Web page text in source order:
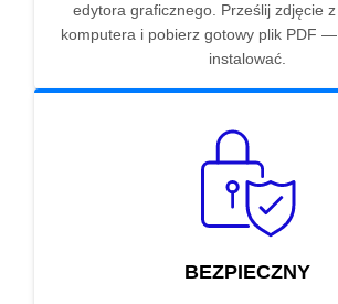
edytora graficznego. Prześlij zdjęcie
komputera i pobierz gotowy plik PDF
instalować.
BEZPIECZNY